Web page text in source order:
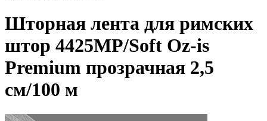
Шторная лента для римских
штор 4425MP/Soft Oz-is
Premium прозрачная 2,5
см/100 м